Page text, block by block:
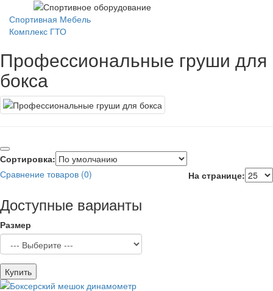
Спортивная Мебель
Комплекс ГТО
Профессиональные груши для
бокса
Сортировка:
На странице:
Сравнение товаров (0)
Доступные варианты
Размер
Купить